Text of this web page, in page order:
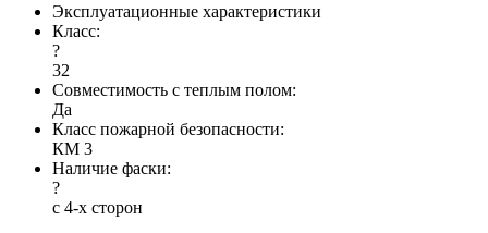
Эксплуатационные характеристики
Класс:
?
32
Совместимость с теплым полом:
Да
Класс пожарной безопасности:
КМ 3
Наличие фаски:
?
с 4-х сторон